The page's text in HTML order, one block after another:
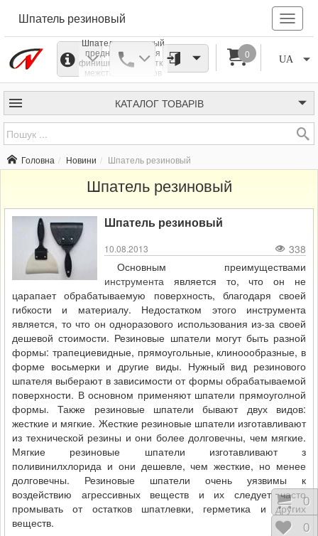
Шпатель резиновый
Шпатель резиновый
предназначен для
финишной обработки
межстыковых швов
плитки, паркета и т.д.
Резиновый шпатель
нераспространенный
инструмент среди
маляров и его
необходимо
обработать
криволинейную
поверхность.
UA
0
КАТАЛОГ ТОВАРІВ
Головна Новини Шпатель резиновый
Шпатель резиновый
Шпатель резиновый
10.08.2013
338
Основным преимуществами
инструмента является то, что он не
царапает обрабатываемую поверхность, благодаря своей
гибкости и материалу. Недостатком этого инструмента
является, то что он одноразового использования из-за своей
дешевой стоимости. Резиновые шпатели могут быть разной
формы: трапециевидные, прямоугольные, клиноообразные, в
форме восьмерки и другие виды. Нужный вид резинового
шпателя выберают в зависимости от формы обрабатываемой
поверхности. В основном применяют шпатели прямоуголной
формы. Также резиновые шпатели бывают двух видов:
жесткие и мягкие. Жесткие резиновые шпатели изготавливают
из технической резины и они более долговечны, чем мягкие.
Мягкие резиновые шпатели изготавливают з
поливинилхлорида и они дешевле, чем жесткие, но менее
долговечны. Резиновые шпатели очень уязвимы к
воздействию агрессивных веществ и их следует часто
промывать от остатков шпатлевки, герметика и других
веществ.
0
0